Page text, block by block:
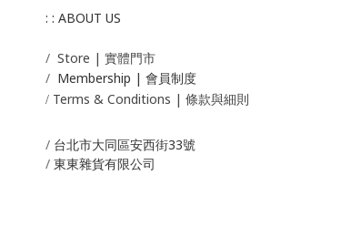
: : ABOUT US
/ Store | 實體門市
/ Membership | 會員制度
/ Terms & Conditions | 條款與細則
/ 台北市大同區安西街33號
/ 東東雜貨有限公司